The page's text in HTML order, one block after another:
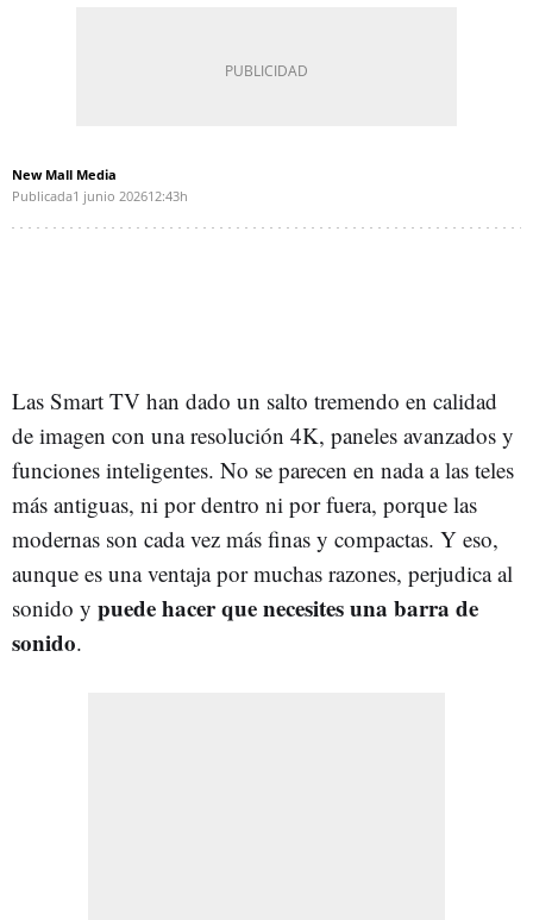
New Mall Media
Publicada1 junio 202612:43h
Las Smart TV han dado un salto tremendo en calidad
de imagen con una resolución 4K, paneles avanzados y
funciones inteligentes. No se parecen en nada a las teles
más antiguas, ni por dentro ni por fuera, porque las
modernas son cada vez más finas y compactas. Y eso,
aunque es una ventaja por muchas razones, perjudica al
sonido y puede hacer que necesites una barra de
sonido.